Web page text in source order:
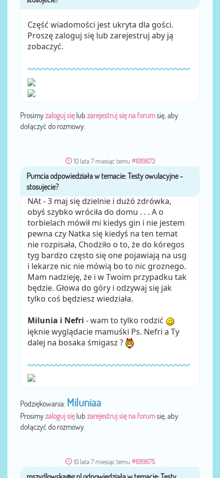
Część wiadomości jest ukryta dla gości.
Proszę zaloguj się lub zarejestruj aby ją
zobaczyć.
Prosimyzaloguj sięlub zarejestruj się na forumsię, aby
dołączyć do rozmowy.
10 lata 7 miesiąc temu #1019673
przezPumcia
NAt - 3 maj się dzielnie i dużó zdrówka,
obyś szybko wróciła do domu . . . A o
torbielach mówił mi kiedys gin i nie jestem
pewna czy Natka się kiedyś na ten temat
nie rozpisała, Chodziło o to, że do kóregos
tyg bardzo często się one pojawiają na usg
i lekarze nic nie mówią bo to nic groznego.
Mam nadzieję, że i w Twoim przypadku tak
będzie. Głowa do góry i odzywaj się jak
tylko coś będziesz wiedziała.
Milunia i Nefri - wam to tylko rodzić
ięknie wyglądacie mamuśki Ps. Nefri a Ty
dalej na bosaka śmigasz ?
Podziękowania: Miluniaa
Prosimyzaloguj sięlub zarejestruj się na forumsię, aby
dołączyć do rozmowy.
10 lata 7 miesiąc temu #1019675
przezmszydlowska@g.pl